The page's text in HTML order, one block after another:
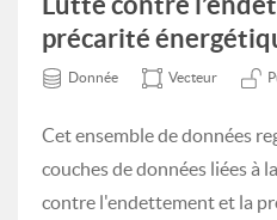
précarité
Donnée Vecteur
Cet ensemble de données
couches de données liées à
contre l'endettement et la